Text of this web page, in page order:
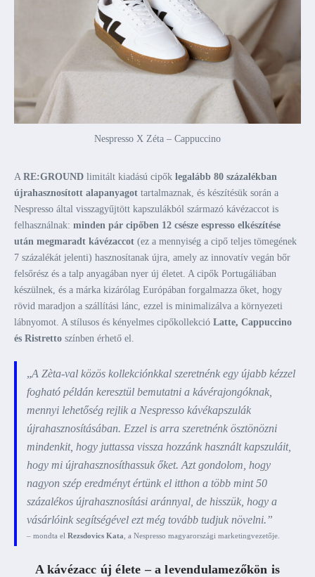
Nespresso X Zéta – Cappuccino
A RE:GROUND limitált kiadású cipők legalább 80 százalékban
újrahasznosított alapanyagot tartalmaznak, és készítésük során a
Nespresso által visszagyűjtött kapszulákból származó kávézaccot is
felhasználnak: minden pár cipőben 12 csésze espresso elkészítése
után megmaradt kávézaccot (ez a mennyiség a cipő teljes tömegének
7 százalékát jelenti) hasznosítanak újra, amely az innovatív vegán bőr
felsőrész és a talp anyagában nyer új életet. A cipők Portugáliában
készülnek, és a márka kizárólag Európában forgalmazza őket, hogy
rövid maradjon a szállítási lánc, ezzel is minimalizálva a környezeti
lábnyomot. A stílusos és kényelmes cipőkollekció Latte, Cappuccino
és Ristretto színben érhető el.
„A Zèta-val közös kollekciónkkal szeretnénk egy újabb kézzel
fogható példán keresztül bemutatni a kávérajongóknak,
mennyi lehetőség rejlik a Nespresso kávékapszulák
újrahasznosításában. Ezzel is arra szeretnénk ösztönözni
mindenkit, hogy juttassa vissza hozzánk használt kapszuláit,
hogy mi újrahasznosíthassuk őket. Azt gondolom, hogy
nagyon szép eredményt értünk el itthon a több mint 50
százalékos újrahasznosítási aránnyal, de hisszük, hogy a
vásárlóink segítségével ezt még tovább tudjuk növelni.”
– mondta el Rezsdovics Kata , a Nespresso magyarországi marketingvezetője.
A kávézacc új élete – a levendulamezőkön is